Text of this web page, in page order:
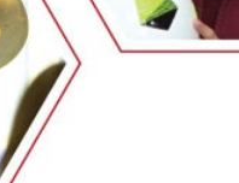
l’institut culinaire Pius
à Laurier